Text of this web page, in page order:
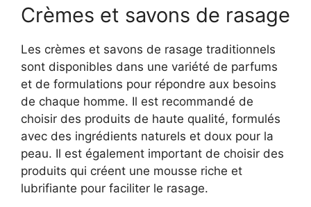
Crèmes et savons de rasage
Les crèmes et savons de rasage traditionnels
sont disponibles dans une variété de parfums
et de formulations pour répondre aux besoins
de chaque homme. Il est recommandé de
choisir des produits de haute qualité, formulés
avec des ingrédients naturels et doux pour la
peau. Il est également important de choisir des
produits qui créent une mousse riche et
lubrifiante pour faciliter le rasage.